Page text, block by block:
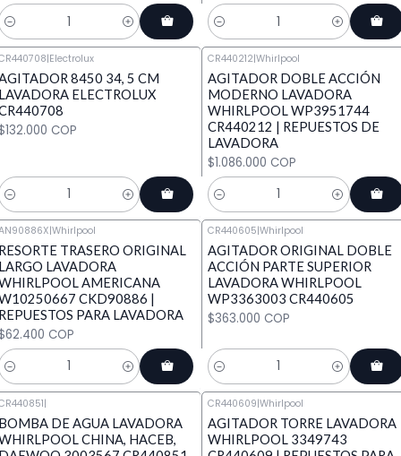
Cantidad
|Electrolux
8450 34, 5 CM
ELECTROLUX
COP
CR440212|Whirlpool
AGITADOR DOBLE ACCIÓN
MODERNO LAVADORA
WHIRLPOOL WP3951744
CR440212 | REPUESTOS DE
LAVADORA
$1.086.000 COP
Cantidad
|Whirlpool
TRASERO ORIGINAL
LAVADORA
AMERICANA
CKD90886 |
PARA LAVADORA
COP
CR440605|Whirlpool
AGITADOR ORIGINAL DOBLE
ACCIÓN PARTE SUPERIOR
LAVADORA WHIRLPOOL
WP3363003 CR440605
$363.000 COP
Cantidad
|
DE AGUA LAVADORA
CHINA, HACEB,
CR440609|Whirlpool
AGITADOR TORRE LAVADORA
WHIRLPOOL 3349743